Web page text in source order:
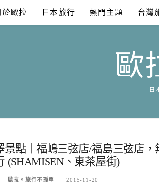
於歐拉 日本旅行 熱門主題 台灣
歐
日
景點｜福嶋三弦店/福島三弦店
(SHAMISEN、東茶屋街)
歐拉。旅行不孤單 2015-11-20